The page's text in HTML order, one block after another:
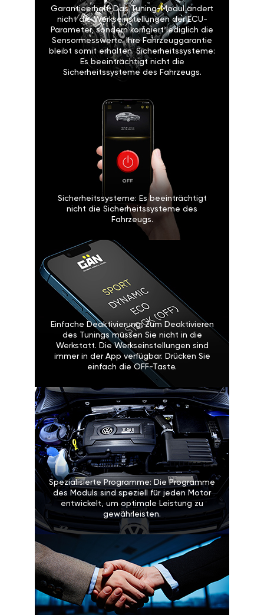
Garantieerhalt: Das Tuning-Modul ändert
nicht die Werkseinstellungen der ECU-
Parameter, sondern korrigiert lediglich die
Sensormesswerte. Ihre Fahrzeuggarantie
bleibt somit erhalten. Sicherheitssysteme:
Es beeinträchtigt nicht die
Sicherheitssysteme des Fahrzeugs.
Sicherheitssysteme: Es beeinträchtigt
nicht die Sicherheitssysteme des
Fahrzeugs.
Einfache Deaktivierung: Zum Deaktivieren
des Tunings müssen Sie nicht in die
Werkstatt. Die Werkseinstellungen sind
immer in der App verfügbar. Drücken Sie
einfach die OFF-Taste.
Spezialisierte Programme: Die Programme
des Moduls sind speziell für jeden Motor
entwickelt, um optimale Leistung zu
gewährleisten.